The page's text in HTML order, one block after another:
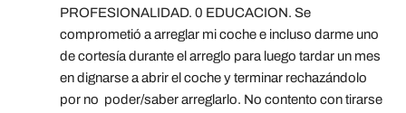
PROFESIONALIDAD. 0 EDUCACION. Se
comprometió a arreglar mi coche e incluso darme uno
de cortesía durante el arreglo para luego tardar un mes
en dignarse a abrir el coche y terminar rechazándolo
por no  poder/saber arreglarlo. No contento con tirarse